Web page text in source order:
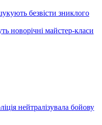
безвісти зниклого
новорічні майстер-класи
нейтралізувала бойову